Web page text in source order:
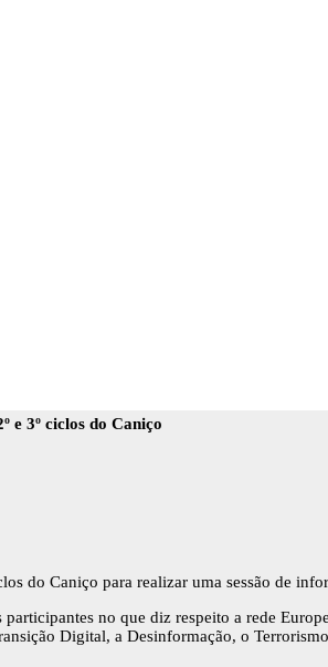
e 3º ciclos do Caniço
do Caniço para realizar uma sessão de
no que diz respeito a rede
Digital, a Desinformação, o